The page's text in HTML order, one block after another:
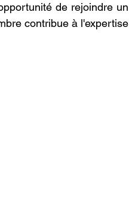
de rejoindre un
contribue à l'expertise